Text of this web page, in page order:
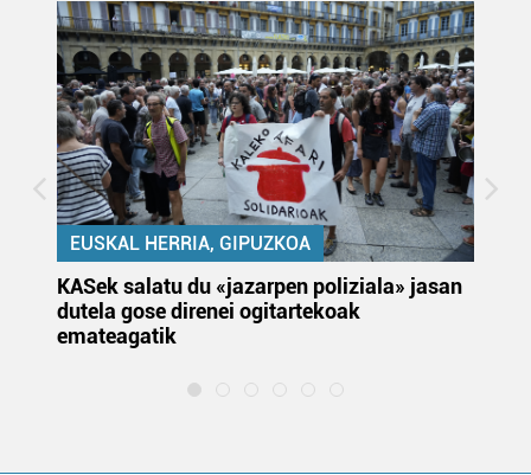
EUSKAL HERRIA, GIPUZKOA
KASek salatu du «jazarpen poliziala» jasan
dutela gose direnei ogitartekoak
emateagatik